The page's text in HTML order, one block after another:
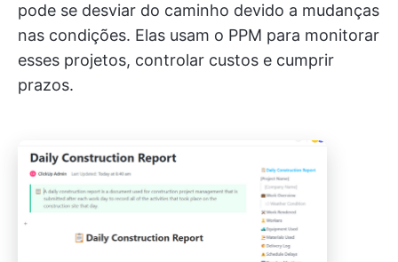
pode se desviar do caminho devido a mudanças
nas condições. Elas usam o PPM para monitorar
esses projetos, controlar custos e cumprir
prazos.